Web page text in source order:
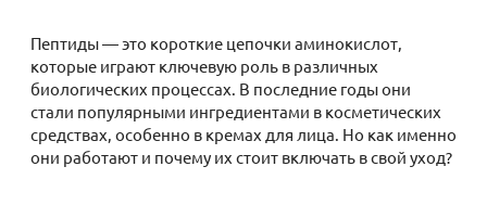
Пептиды — это короткие цепочки аминокислот,
которые играют ключевую роль в различных
биологических процессах. В последние годы они
стали популярными ингредиентами в косметических
средствах, особенно в кремах для лица. Но как именно
они работают и почему их стоит включать в свой уход?